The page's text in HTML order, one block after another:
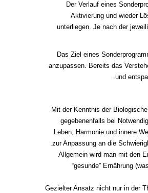
Der Verlauf eines
Aktivierung und wieder
unterliegen. Je nach der
Das Ziel eines
anzupassen. Bereits das
und
* Mit der Kenntnis der
gegebenenfalls bei
Leben; Harmonie und innere
zur Anpassung an die
Allgemein wird man mit den
“gesunde” Ernährung
Gezielter Ansatz nicht nur in der